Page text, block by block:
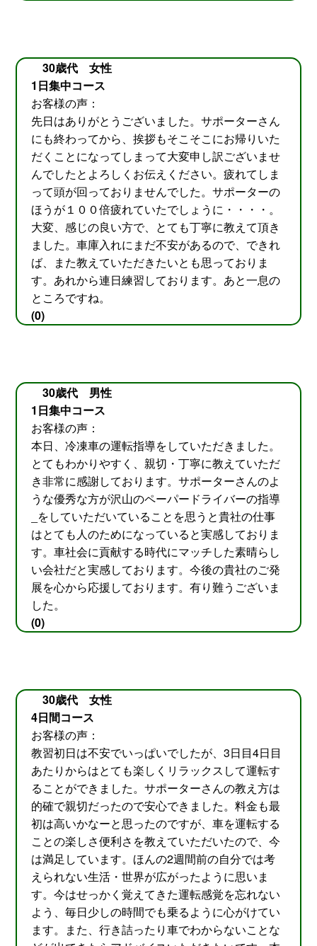
30歳代 女性
1日集中コース
お客様の声：
先日はありがとうございました。サポーターさん
にも終わってから、挨拶もそこそこにお帰りいた
だくことになってしまって大変申し訳ございませ
んでしたとよろしくお伝えください。疲れてしま
って頭が回っておりませんでした。サポーターの
ほうが１００倍疲れていたでしょうに・・・・。
大変、感じの良い方で、とても丁寧に教えて頂き
ました。車庫入れにまだ不安があるので、できれ
ば、また教えていただきたいとも思っておりま
す。あれから連日練習しております。あと一息の
ところですね。
(0)
30歳代 男性
1日集中コース
お客様の声：
本日、冷凍車の運転指導をしていただきました。
とてもわかりやすく、親切・丁寧に教えていただ
き非常に感謝しております。サポーターさんのよ
うな優秀な方が沢山のペーパードライバーの指導
_をしていただいていることを思うと貴社の仕事
はとても人のためになっていると実感しておりま
す。車社会に貢献する時代にマッチした素晴らし
い会社だと実感しております。今後の貴社のご発
展を心から応援しております。有り難うございま
した。
(0)
30歳代 女性
4日間コース
お客様の声：
教習初日は不安でいっぱいでしたが、3日目4日目
あたりからはとても楽しくリラックスして運転す
ることができました。サポーターさんの教え方は
的確で親切だったので安心できました。料金も最
初は高いかなーと思ったのですが、車を運転する
ことの楽しさ便利さを教えていただいたので、今
は満足しています。ほんの2週間前の自分では考
えられない生活・世界が広がったように思いま
す。今はせっかく覚えてきた運転感覚を忘れない
よう、毎日少しの時間でも乗るように心がけてい
ます。また、行き詰ったり車でわからないことな